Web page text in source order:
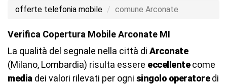
offerte telefonia mobile comune Arconate
Verifica Copertura Mobile Arconate MI
La qualità del segnale nella città di Arconate
(Milano, Lombardia) risulta essere eccellentecome
media dei valori rilevati per ogni singolo operatoredi